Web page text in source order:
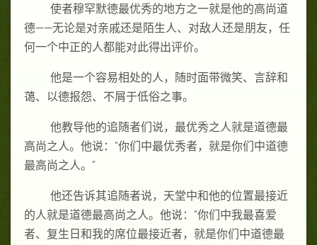
使者穆罕默德最优秀的地方之一就是他的高尚道
德——无论是对亲戚还是陌生人、对敌人还是朋友，任
何一个中正的人都能对此得出评价。
他是一个容易相处的人，随时面带微笑、言辞和
蔼、以德报怨、不屑于低俗之事。
他教导他的追随者们说，最优秀之人就是道德最
高尚之人。他说：“你们中最优秀者，就是你们中道德
最高尚之人。”
他还告诉其追随者说，天堂中和他的位置最接近
的人就是道德最高尚之人。他说：“你们中我最喜爱
者、复生日和我的席位最接近者，就是你们中道德最